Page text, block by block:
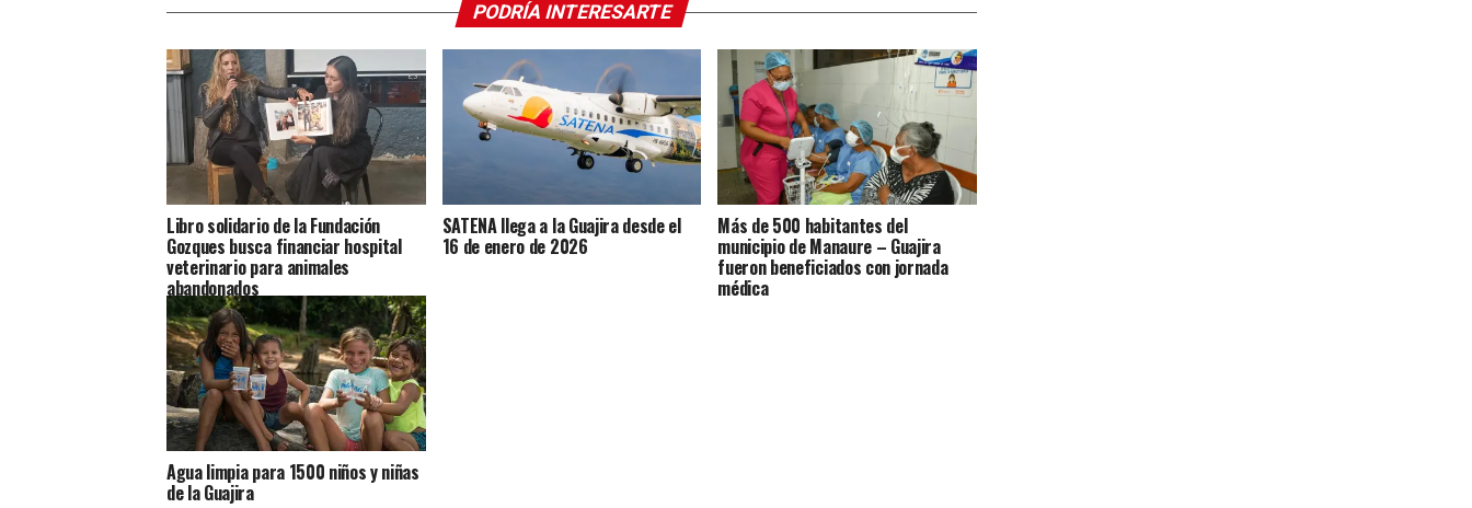
PODRÍA INTERESARTE
Libro solidario de la Fundación
Gozques busca financiar hospital
veterinario para animales
abandonados
SATENA llega a la Guajira desde el
16 de enero de 2026
Más de 500 habitantes del
municipio de Manaure – Guajira
fueron beneficiados con jornada
médica
Agua limpia para 1500 niños y niñas
de la Guajira